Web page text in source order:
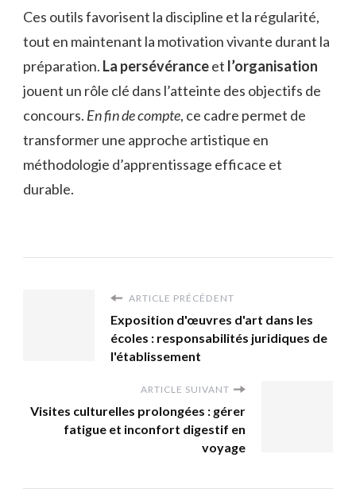
Ces outils favorisent la discipline et la régularité,
tout en maintenant la motivation vivante durant la
préparation. La persévéranceet l’organisation
jouent un rôle clé dans l’atteinte des objectifs de
concours. En fin de compte, ce cadre permet de
transformer une approche artistique en
méthodologie d’apprentissage efficace et
durable.
ARTICLE PRÉCÉDENT
Exposition d'œuvres d'art dans les
écoles : responsabilités juridiques de
l'établissement
ARTICLE SUIVANT
Visites culturelles prolongées : gérer
fatigue et inconfort digestif en
voyage